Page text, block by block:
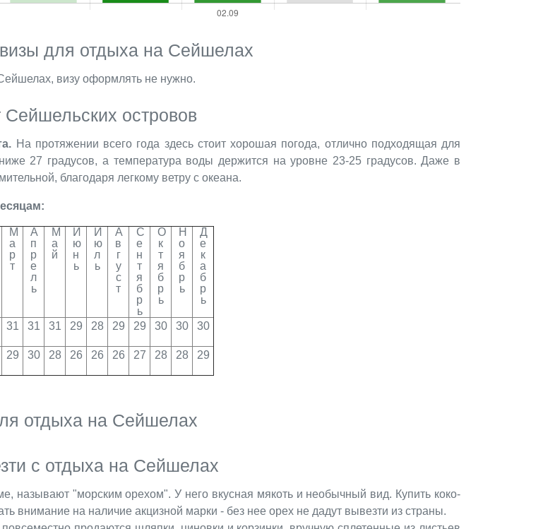
для отдыха на Сейшелах
визу оформлять не нужно.
Сейшельских островов
На протяжении всего года здесь стоит хорошая погода, отлично подходящая для
27 градусов, а температура воды держится на уровне 23-25 градусов. Даже в
благодаря легкому ветру с океана.
М
а
р
т
А
п
р
е
л
ь
М
а
й
И
ю
н
ь
И
ю
л
ь
А
в
г
у
с
т
С
е
н
т
я
б
р
ь
О
к
т
я
б
р
ь
Н
о
я
б
р
ь
Д
е
к
а
б
р
ь
31 31 31 29 28 29 29 30 30 30
29 30 28 26 26 26 27 28 28 29
отдыха на Сейшелах
с отдыха на Сейшелах
называют "морским орехом". У него вкусная мякоть и необычный вид. Купить коко-
внимание на наличие акцизной марки - без нее орех не дадут вывезти из страны.